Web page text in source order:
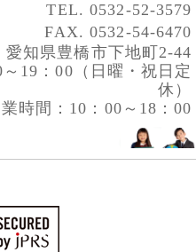
TEL.0532-52-3579
FAX. 0532-54-6470
愛知県豊橋市下地町2-44
19：00（日曜・祝日定
休）
時間：10：00～18：00